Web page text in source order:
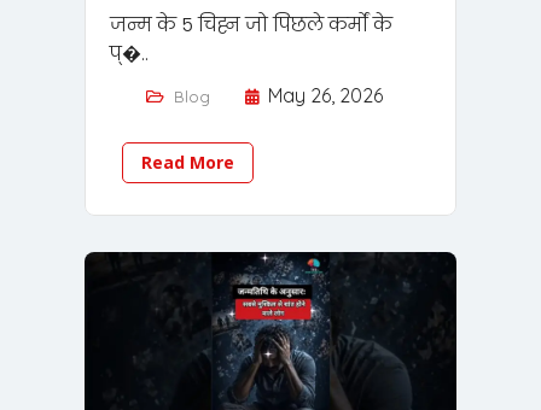
जन्म के 5 चिह्न जो पिछले कर्मों के
प्�..
Blog May 26, 2026
Read More